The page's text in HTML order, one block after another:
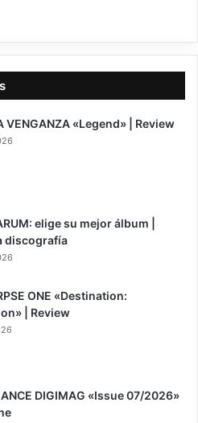
VENGANZA «Legend» | Review
elige su mejor álbum |
discografía
ONE «Destination:
| Review
DIGIMAG «Issue 07/2026»